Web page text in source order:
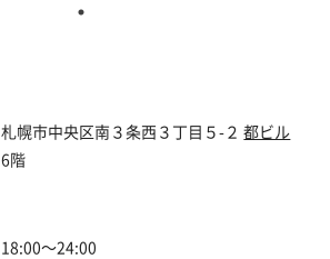
札幌市中央区南３条西３丁目５-２都ビル
6階
18:00～24:00